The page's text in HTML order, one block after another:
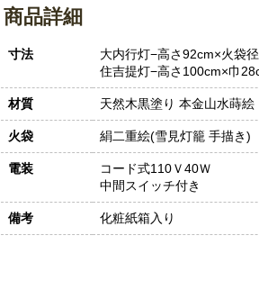
商品詳細
寸法
大内行灯−高さ92cm×火袋
住吉提灯−高さ100cm×巾
材質 天然木黒塗り 本金山水蒔絵
火袋 絹二重絵(雪見灯籠 手描き)
電装
コード式110Ｖ40Ｗ
中間スイッチ付き
備考 化粧紙箱入り